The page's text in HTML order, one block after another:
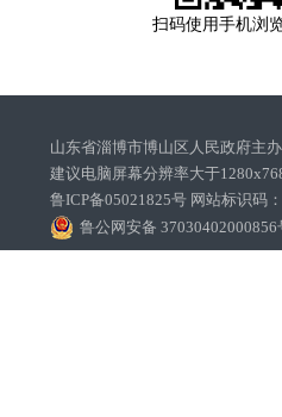
扫码使用手机浏
山东省淄博市博山区人民政府
建议电脑屏幕分辨率大于
鲁ICP备05021825号 网站标识码
鲁公网安备 37030402000856